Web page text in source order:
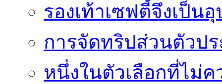
รองเท้าเซฟตี้จึงเป็
การจัดทริปส่วนตัวป
หนึ่งในตัวเลือกที่ไม่ค